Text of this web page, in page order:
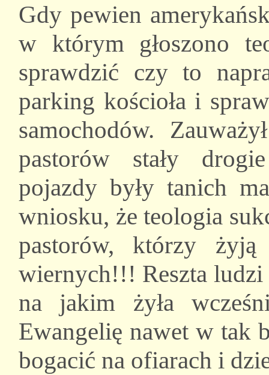
Gdy pewien
w którym głoszono
sprawdzić czy to
parking kościoła i
samochodów.
pastorów stały
pojazdy były tanich
wniosku, że teologia
pastorów, którzy
wiernych!!! Reszta
na jakim żyła
Ewangelię nawet w tak
bogacić na ofiarach i